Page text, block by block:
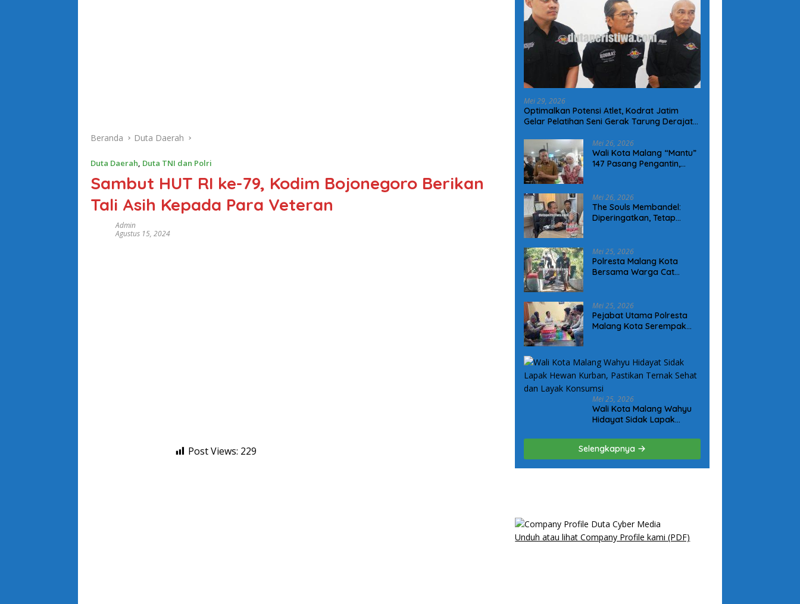
Beranda Duta Daerah
Duta Daerah, Duta TNI dan Polri
Sambut HUT RI ke-79, Kodim Bojonegoro Berikan
Tali Asih Kepada Para Veteran
Admin
Agustus 15, 2024
Post Views: 229
Mei 29, 2026
Optimalkan Potensi Atlet, Kodrat Jatim
Gelar Pelatihan Seni Gerak Tarung Derajat
Mei 26, 2026
Wali Kota Malang “Mantu”
147 Pasang Pengantin,
Mampu
Mei 26, 2026
The Souls Membandel:
Diperingatkan, Tetap
Mei 25, 2026
Polresta Malang Kota
Bersama Warga Cat
Kamtibmas
Mei 25, 2026
Pejabat Utama Polresta
Malang Kota Serempak
Kepada Keluarga Korban
Kanjuruhan
Mei 25, 2026
Wali Kota Malang Wahyu
Hidayat Sidak Lapak
Ternak Sehat dan Layak
Konsumsi
Selengkapnya
Unduh atau lihat Company Profile kami (PDF)